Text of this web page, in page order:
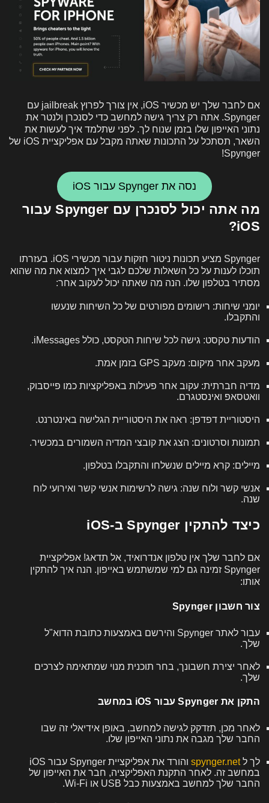
אם לחבר שלך יש מכשיר iOS, אין צורך לפרוץ jailbreak עם
Spynger. אתה רק צריך גישה למחשב כדי לסנכרן ולנטר את
נתוני האייפון שלו בזמן שנוח לך. לפני שתלמד איך לעשות את
השאר, תסתכל על התכונות שאתה מקבל עם אפליקציית iOS של
Spynger!
נסה את Spynger עבור iOS
מה אתה יכול לסנכרן עם Spynger עבור
iOS?
Spynger מציע תכונות ניטור חזקות עבור מכשירי iOS. בעזרתו
תוכלו לענות על כל השאלות שלכם לגבי איך למצוא את מה שהוא
מסתיר בטלפון שלו. הנה מה שאתה יכול לעקוב אחר:
יומני שיחות: רישומים מפורטים של כל השיחות שנעשו
והתקבלו.
הודעות טקסט: גישה לכל שיחות הטקסט, כולל iMessages.
מעקב אחר מיקום: מעקב GPS בזמן אמת.
מדיה חברתית: עקוב אחר פעילות באפליקציות כמו פייסבוק,
וואטסאפ ואינסטגרם.
היסטוריית דפדפן: ראה את היסטוריית הגלישה באינטרנט.
תמונות וסרטונים: הצג את קובצי המדיה השמורים במכשיר.
מיילים: קרא מיילים שנשלחו והתקבלו בטלפון.
אנשי קשר ולוח שנה: גישה לרשימות אנשי קשר ואירועי לוח
שנה.
כיצד להתקין Spynger ב-iOS
אם לחבר שלך אין טלפון אנדרואיד, אל תדאג! אפליקציית
Spynger זמינה גם למי שמשתמש באייפון. הנה איך להתקין
אותו:
צור חשבון Spynger
עבור לאתר Spynger והירשם באמצעות כתובת הדוא"ל
שלך.
לאחר יצירת חשבונך, בחר תוכנית מנוי שמתאימה לצרכים
שלך.
התקן את Spynger עבור iOS במחשב
לאחר מכן, תזדקק לגישה למחשב, באופן אידיאלי זה שבו
החבר שלך מגבה את נתוני האייפון שלו.
לך לspynger.net
והורד את אפליקציית Spynger עבור iOS
במחשב זה. לאחר התקנת האפליקציה, חבר את האייפון של
החבר שלך למחשב באמצעות כבל USB או Wi-Fi.